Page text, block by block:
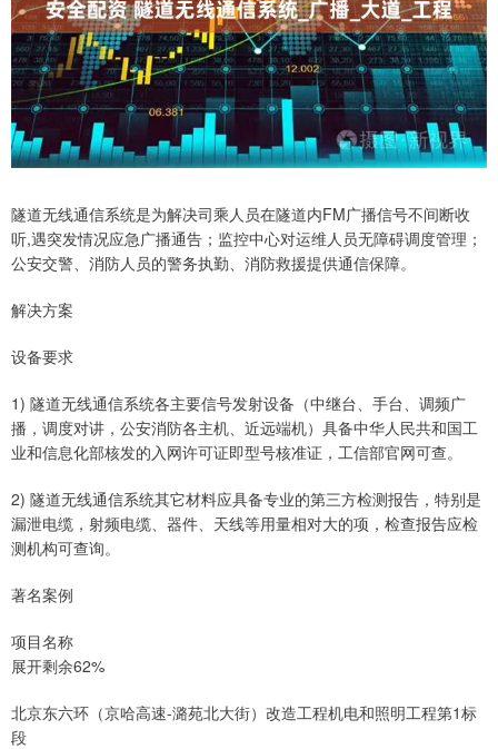
隧道无线通信系统是为解决司乘人员在隧道内FM广播信号不间断收
听,遇突发情况应急广播通告；监控中心对运维人员无障碍调度管理；
公安交警、消防人员的警务执勤、消防救援提供通信保障。
解决方案
设备要求
1) 隧道无线通信系统各主要信号发射设备（中继台、手台、调频广
播，调度对讲，公安消防各主机、近远端机）具备中华人民共和国工
业和信息化部核发的入网许可证即型号核准证，工信部官网可查。
2) 隧道无线通信系统其它材料应具备专业的第三方检测报告，特别是
漏泄电缆，射频电缆、器件、天线等用量相对大的项，检查报告应检
测机构可查询。
著名案例
项目名称
展开剩余62%
北京东六环（京哈高速-潞苑北大街）改造工程机电和照明工程第1标
段